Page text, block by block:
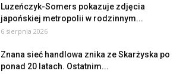
Luzeńczyk-Somers pokazuje zdjęcia
japońskiej metropolii w rodzinnym...
6 sierpnia 2026
Znana sieć handlowa znika ze Skarżyska po
ponad 20 latach. Ostatnim...